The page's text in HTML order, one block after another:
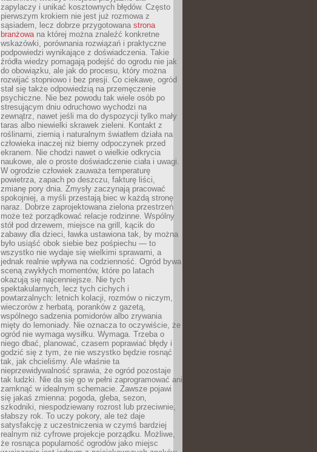
zapylaczy i unikać kosztownych błędów. Często
pierwszym krokiem nie jest już rozmowa z
sąsiadem, lecz dobrze przygotowana strona
branżowana której można znaleźć konkretne
wskazówki, porównania rozwiązań i praktyczne
podpowiedzi wynikające z doświadczenia. Takie
źródła wiedzy pomagają podejść do ogrodu nie jak
do obowiązku, ale jak do procesu, który można
rozwijać stopniowo i bez presji. Co ciekawe, ogród
stał się także odpowiedzią na przemęczenie
psychiczne. Nie bez powodu tak wiele osób po
stresującym dniu odruchowo wychodzi na
zewnątrz, nawet jeśli ma do dyspozycji tylko mały
taras albo niewielki skrawek zieleni. Kontakt z
roślinami, ziemią i naturalnym światłem działa na
człowieka inaczej niż bierny odpoczynek przed
ekranem. Nie chodzi nawet o wielkie odkrycia
naukowe, ale o proste doświadczenie ciała i uwagi.
W ogrodzie człowiek zauważa temperaturę
powietrza, zapach po deszczu, fakturę liści,
zmianę pory dnia. Zmysły zaczynają pracować
spokojniej, a myśli przestają biec w każdą stronę
naraz. Dobrze zaprojektowana zielona przestrzeń
może też porządkować relacje rodzinne. Wspólny
stół pod drzewem, miejsce na grill, kącik do
zabawy dla dzieci, ławka ustawiona tak, by można
było usiąść obok siebie bez pośpiechu — to
wszystko nie wydaje się wielkimi sprawami, a
jednak realnie wpływa na codzienność. Ogród bywa
sceną zwykłych momentów, które po latach
okazują się najcenniejsze. Nie tych
spektakularnych, lecz tych cichych i
powtarzalnych: letnich kolacji, rozmów o niczym,
wieczorów z herbatą, poranków z gazetą,
wspólnego sadzenia pomidorów albo zrywania
mięty do lemoniady. Nie oznacza to oczywiście, że
ogród nie wymaga wysiłku. Wymaga. Trzeba o
niego dbać, planować, czasem poprawiać błędy i
godzić się z tym, że nie wszystko będzie rosnąć
tak, jak chcieliśmy. Ale właśnie ta
nieprzewidywalność sprawia, że ogród pozostaje
tak ludzki. Nie da się go w pełni zaprogramować ani
zamknąć w idealnym schemacie. Zawsze pojawi
się jakaś zmienna: pogoda, gleba, sezon,
szkodniki, niespodziewany rozrost lub przeciwnie,
słabszy rok. To uczy pokory, ale też daje
satysfakcję z uczestniczenia w czymś bardziej
realnym niż cyfrowe projekcje porządku. Możliwe,
że rosnąca popularność ogrodów jako miejsc